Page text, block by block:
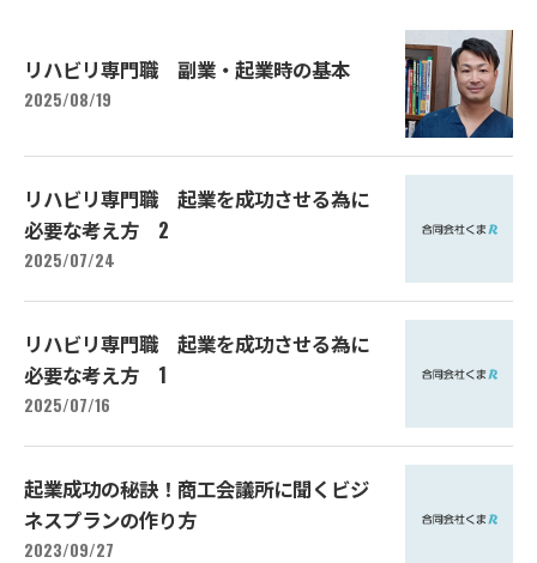
リハビリ専門職 副業・起業時の基本
2025/08/19
リハビリ専門職 起業を成功させる為に
必要な考え方 2
2025/07/24
リハビリ専門職 起業を成功させる為に
必要な考え方 1
2025/07/16
起業成功の秘訣！商工会議所に聞くビジ
ネスプランの作り方
2023/09/27